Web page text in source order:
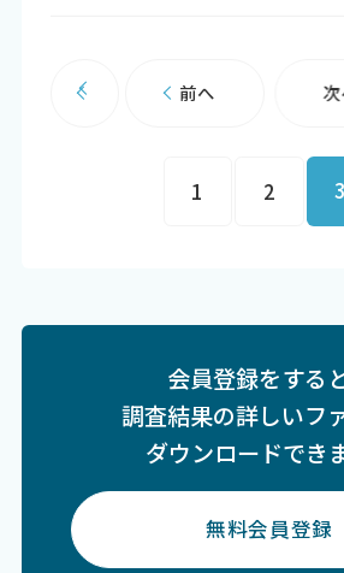
前へ
1 2 3
会員登録をすると
調査結果の詳しいフ
ダウンロードでき
無料会員登録